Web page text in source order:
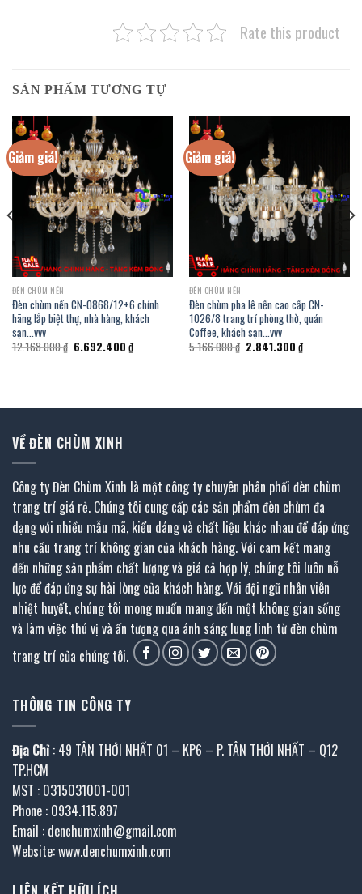
Rate this product
SẢN PHẨM TƯƠNG TỰ
Giảm giá!
ĐÈN CHÙM NẾN
Đèn chùm nến CN-0868/12+6 chính
hãng lắp biệt thự, nhà hàng, khách
sạn…vvv
12.168.000₫ Giá
gốc
6.692.400 ₫Giá
hiện
Giảm giá!
ĐÈN CHÙM NẾN
Đèn chùm pha lê nến cao cấp CN-
1026/8 trang trí phòng thờ, quán
Coffee, khách sạn…vvv
5.166.000₫ Giá
gốc
2.841.300 ₫Giá
hiện
VỀ ĐÈN CHÙM XINH
Công ty Đèn Chùm Xinh là một công ty chuyên phân phối đèn chùm
trang trí giá rẻ. Chúng tôi cung cấp các sản phẩm đèn chùm đa
dạng với nhiều mẫu mã, kiểu dáng và chất liệu khác nhau để đáp ứng
nhu cầu trang trí không gian của khách hàng. Với cam kết mang
đến những sản phẩm chất lượng và giá cả hợp lý, chúng tôi luôn nỗ
lực để đáp ứng sự hài lòng của khách hàng. Với đội ngũ nhân viên
nhiệt huyết, chúng tôi mong muốn mang đến một không gian sống
và làm việc thú vị và ấn tượng qua ánh sáng lung linh từ đèn chùm
trang trí của chúng tôi.
THÔNG TIN CÔNG TY
Địa Chỉ : 49 TÂN THỚI NHẤT 01 – KP6 – P. TÂN THỚI NHẤT – Q12
TP.HCM
MST : 0315031001-001
Phone : 0934.115.897
Email : denchumxinh@gmail.com
Website: www.denchumxinh.com